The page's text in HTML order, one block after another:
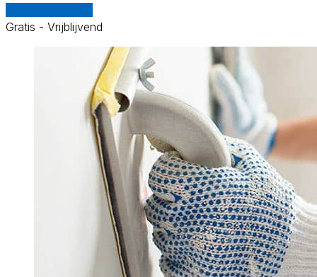
Gratis - Vrijblijvend